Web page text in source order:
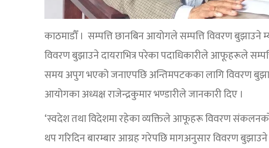
काठमाडौँ । सम्पत्ति छानबिन आयोगले सम्पत्ति विवरण बुझाउने
विवरण बुझाउने दायराभित्र परेका पदाधिकारीले आफूहरूले
समय अपुग भएको जनाएपछि अन्तिमपटकका लागि विवरण
आयोगका अध्यक्ष राजेन्द्रकुमार भण्डारीले जानकारी दिए ।
‘स्वदेश तथा विदेशमा रहेका व्यक्तिले आफूहरू विवरण
थप गरिदिन बारम्बार आग्रह गरेपछि मागअनुसार विवरण